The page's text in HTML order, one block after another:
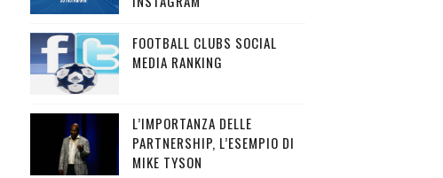
FOOTBALL CLUBS SOCIAL
MEDIA RANKING
L’IMPORTANZA DELLE
PARTNERSHIP, L’ESEMPIO DI
MIKE TYSON